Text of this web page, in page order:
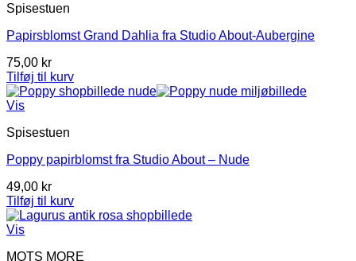
Spisestuen
Papirsblomst Grand Dahlia fra Studio About-Aubergine
75,00 kr
Tilføj til kurv
Vis
Spisestuen
Poppy papirblomst fra Studio About – Nude
49,00 kr
Tilføj til kurv
Vis
MOTS MORE